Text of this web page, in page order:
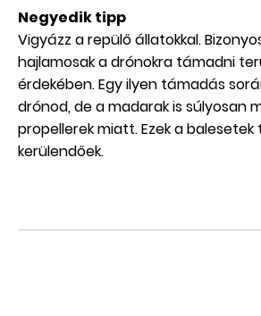
Negyedik tipp
Vigyázz a repülő állatokkal.
hajlamosak a drónokra támadni
érdekében. Egy ilyen támadás
drónod, de a madarak is súlyosan
propellerek miatt. Ezek a
kerülendőek.